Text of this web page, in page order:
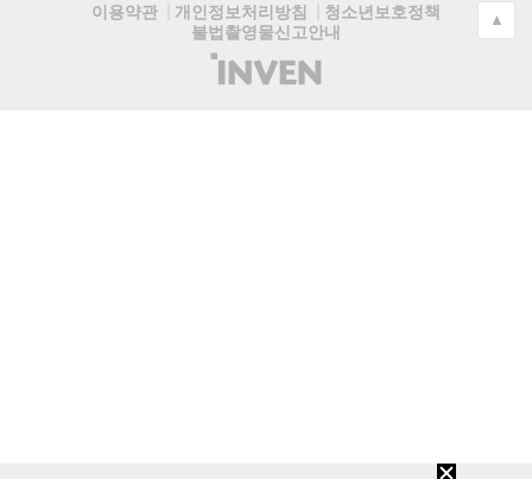
이용약관
개인정보처리방침
청소년보호정책
불법촬영물신고안내
(주)
인
▲